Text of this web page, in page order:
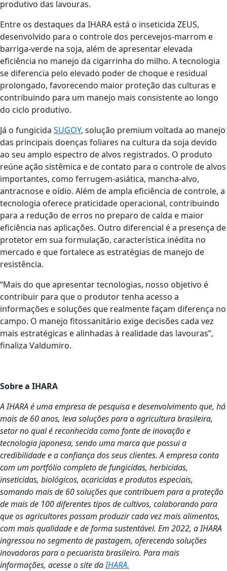
produtivo das lavouras.
Entre os destaques da IHARA está o inseticida ZEUS,
desenvolvido para o controle dos percevejos-marrom e
barriga-verde na soja, além de apresentar elevada
eficiência no manejo da cigarrinha do milho. A tecnologia
se diferencia pelo elevado poder de choque e residual
prolongado, favorecendo maior proteção das culturas e
contribuindo para um manejo mais consistente ao longo
do ciclo produtivo.
Já o fungicida SUGOY, solução premium voltada ao manejo
das principais doenças foliares na cultura da soja devido
ao seu amplo espectro de alvos registrados. O produto
reúne ação sistêmica e de contato para o controle de alvos
importantes, como ferrugem-asiática, mancha-alvo,
antracnose e oídio. Além de ampla eficiência de controle, a
tecnologia oferece praticidade operacional, contribuindo
para a redução de erros no preparo de calda e maior
eficiência nas aplicações. Outro diferencial é a presença de
protetor em sua formulação, característica inédita no
mercado e que fortalece as estratégias de manejo de
resistência.
“Mais do que apresentar tecnologias, nosso objetivo é
contribuir para que o produtor tenha acesso a
informações e soluções que realmente façam diferença no
campo. O manejo fitossanitário exige decisões cada vez
mais estratégicas e alinhadas à realidade das lavouras”,
finaliza Valdumiro.
Sobre a IHARA
A IHARA é uma empresa de pesquisa e desenvolvimento que, há
mais de 60 anos, leva soluções para a agricultura brasileira,
setor no qual é reconhecida como fonte de inovação e
tecnologia japonesa, sendo uma marca que possui a
credibilidade e a confiança dos seus clientes. A empresa conta
com um portfólio completo de fungicidas, herbicidas,
inseticidas, biológicos, acaricidas e produtos especiais,
somando mais de 60 soluções que contribuem para a proteção
de mais de 100 diferentes tipos de cultivos, colaborando para
que os agricultores possam produzir cada vez mais alimentos,
com mais qualidade e de forma sustentável. Em 2022, a IHARA
ingressou no segmento de pastagem, oferecendo soluções
inovadoras para o pecuarista brasileiro. Para mais
informações, acesse o site daIHARA.